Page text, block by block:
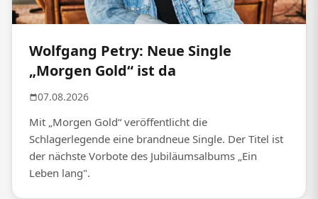
Wolfgang Petry: Neue Single
„Morgen Gold“ ist da
07.08.2026
Mit „Morgen Gold“ veröffentlicht die
Schlagerlegende eine brandneue Single. Der Titel ist
der nächste Vorbote des Jubiläumsalbums „Ein
Leben lang".